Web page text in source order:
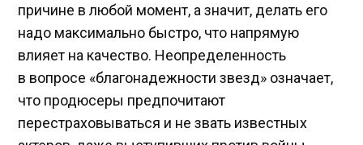
причине в любой момент, а значит, делать его
надо максимально быстро, что напрямую
влияет на качество. Неопределенность
в вопросе «благонадежности звезд» означает,
что продюсеры предпочитают
перестраховываться и не звать известных